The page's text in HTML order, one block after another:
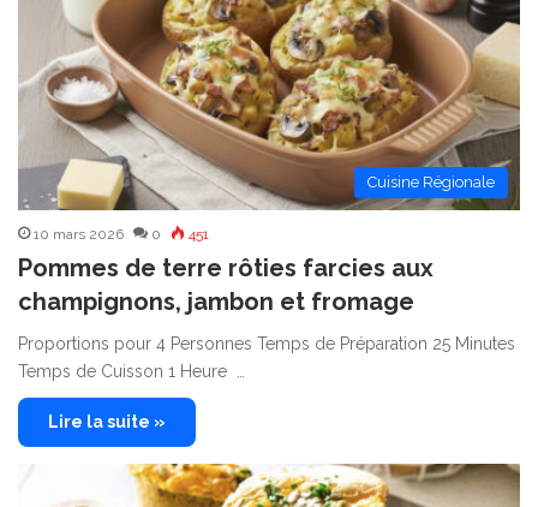
Cuisine Régionale
10 mars 2026 0 451
Pommes de terre rôties farcies aux
champignons, jambon et fromage
Proportions pour 4 Personnes Temps de Préparation 25 Minutes
Temps de Cuisson 1 Heure …
Lire la suite »